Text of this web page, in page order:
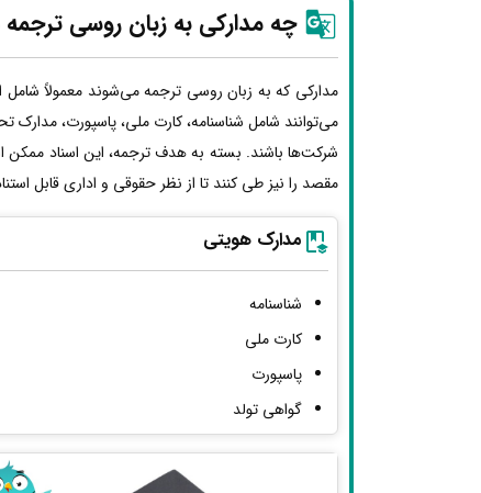
چه مدارکی به زبان روسی
مدارکی که به زبان روسی ترجمه می‌شوند معمولاً شامل
می‌توانند شامل شناسنامه، کارت ملی، پاسپورت، مدارک
شرکت‌ها باشند. بسته به هدف ترجمه، این اسناد
مقصد را نیز طی کنند تا از نظر حقوقی و اداری قابل
مدارک هویتی
شناسنامه
کارت ملی
پاسپورت
گواهی تولد